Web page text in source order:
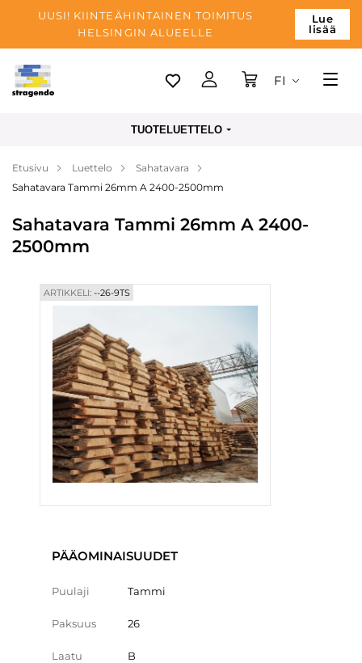
UUSI! KIINTEÄHINTAINEN TOIMITUS
HELSINGIN ALUEELLE
Lue
lisää
Tallinn
Maksu
Blogi
FI
TUOTELUETTELO
Etusivu Luettelo
Sahatavara
Sahatavara Tammi 26mm A 2400-2500mm
Sahatavara Tammi 26mm A 2400-
2500mm
ARTIKKELI:--26-9TS
PÄÄOMINAISUUDET
Puulaji Tammi
Paksuus 26
Laatu B